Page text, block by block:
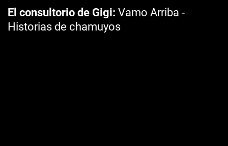
El consultorio de Gigi Vamo Arriba -
Historias de chamuyos